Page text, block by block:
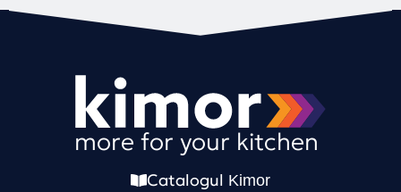
more for your kitchen
Catalogul Kimor